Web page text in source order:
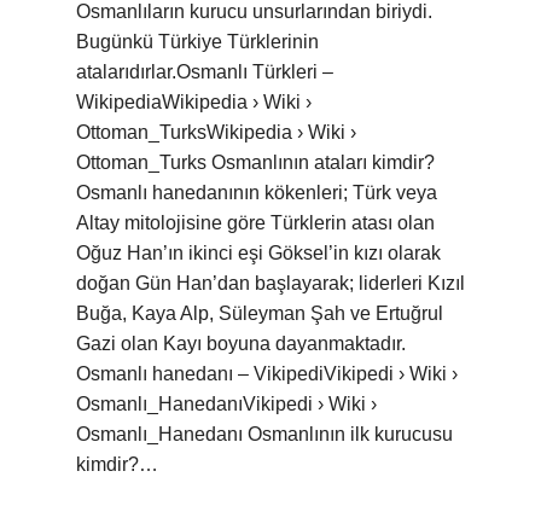
Osmanlıların kurucu unsurlarından biriydi.
Bugünkü Türkiye Türklerinin
atalarıdırlar.Osmanlı Türkleri –
WikipediaWikipedia › Wiki ›
Ottoman_TurksWikipedia › Wiki ›
Ottoman_Turks Osmanlının ataları kimdir?
Osmanlı hanedanının kökenleri; Türk veya
Altay mitolojisine göre Türklerin atası olan
Oğuz Han’ın ikinci eşi Göksel’in kızı olarak
doğan Gün Han’dan başlayarak; liderleri Kızıl
Buğa, Kaya Alp, Süleyman Şah ve Ertuğrul
Gazi olan Kayı boyuna dayanmaktadır.
Osmanlı hanedanı – VikipediVikipedi › Wiki ›
Osmanlı_HanedanıVikipedi › Wiki ›
Osmanlı_Hanedanı Osmanlının ilk kurucusu
kimdir?…